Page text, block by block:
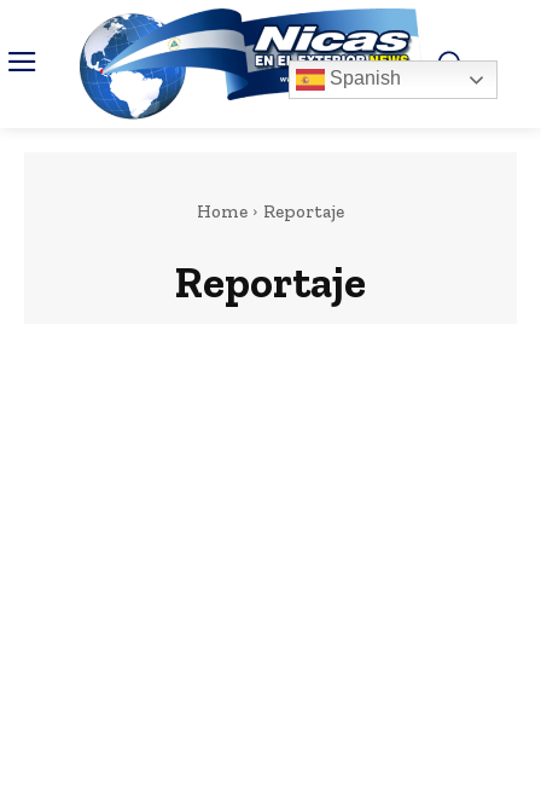
Home Reportaje
Reportaje
Spanish